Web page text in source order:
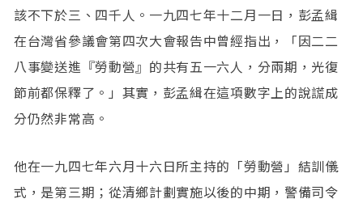
該不下於三、四千人。一九四七年十二月一日，彭孟緝
在台灣省參議會第四次大會報告中曾經指出，「因二二
八事變送進『勞動營』的共有五一六人，分兩期，光復
節前都保釋了。」其實，彭孟緝在這項數字上的說謊成
分仍然非常高。
他在一九四七年六月十六日所主持的「勞動營」結訓儀
式，是第三期；從清鄉計劃實施以後的中期，警備司令